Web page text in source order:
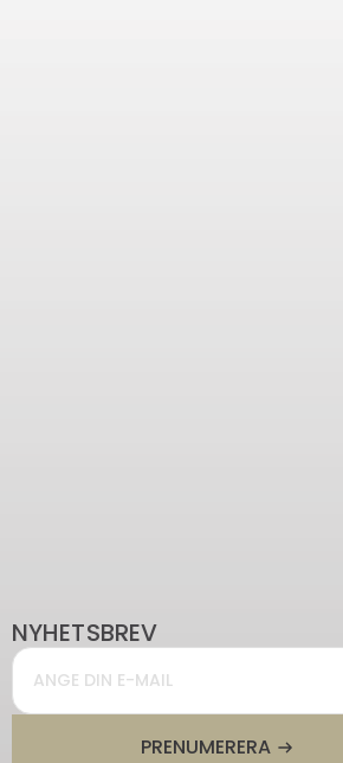
NYHETSBREV
Email
PRENUMERERA